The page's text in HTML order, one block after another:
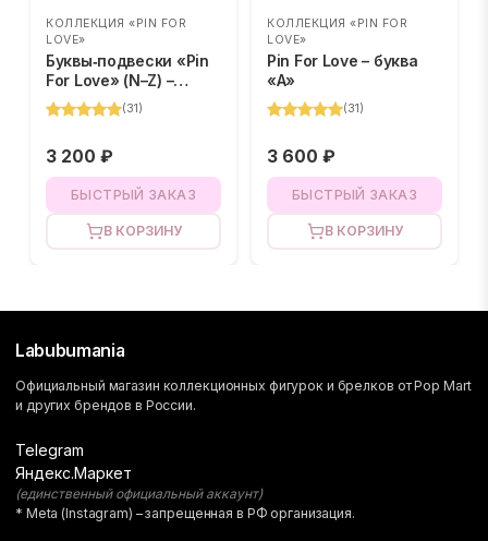
КОЛЛЕКЦИЯ «PIN FOR
LOVE»
Буквы‑подвески «Pin
For Love» (N–Z) –
BLIND BOX(31)
3 200 ₽
БЫСТРЫЙ ЗАКАЗ
В КОРЗИНУ
КОЛЛЕКЦИЯ «PIN FOR
LOVE»
Pin For Love – буква
«A»
(31)
3 600 ₽
БЫСТРЫЙ ЗАКАЗ
В КОРЗИНУ
Labubumania
Официальный магазин коллекционных фигурок и брелков от Pop Mart
и других брендов в России.
Telegram
Яндекс.Маркет
(единственный официальный аккаунт)
* Meta (Instagram) – запрещенная в РФ организация.